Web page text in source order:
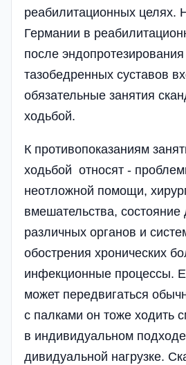
реабилитационных целях.
Германии в
после
тазобедренных суставов
обязательные занятия
ходьбой.
К противопоказаниям
ходьбой относят -
неотложной помощи,
вмешательства, состояние
различных органов и
обострения хронических
инфекционные процессы.
может передвигаться
с палками­ он тоже ходить
в индивидуальном
дивидуальной нагрузке.